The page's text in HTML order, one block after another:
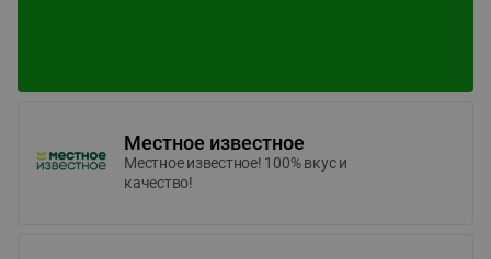
Местное известное
Местное известное! 100% вкус и
качество!